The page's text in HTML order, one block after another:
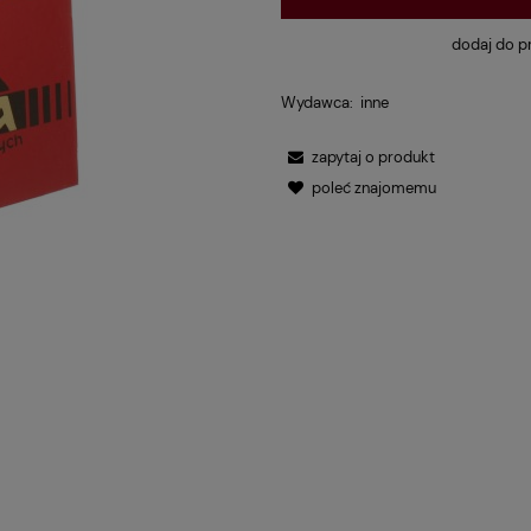
dodaj do
Wydawca: inne
zapytaj o produkt
poleć znajomemu